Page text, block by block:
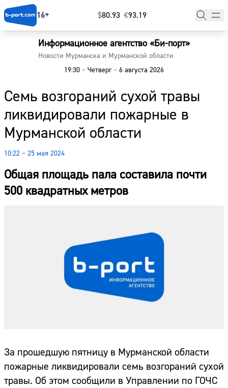
16+ $⁠80.93 €⁠93.19
Информационное агентство «Би-порт»
Новости Мурманска и Мурманской области
19:30 – Четверг – 6 августа 2026
Семь возгораний сухой травы
ликвидировали пожарные в
Мурманской области
10:22 – 25 мая 2024
Общая площадь пала составила почти
500 квадратных метров
За прошедшую пятницу в Мурманской области
пожарные ликвидировали семь возгораний сухой
травы. Об этом сообщили в Управлении по ГОЧС
Главная
Наши гости
Фоторепортажи
Погода
Курсы валют